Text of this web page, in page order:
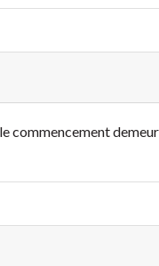
commencement